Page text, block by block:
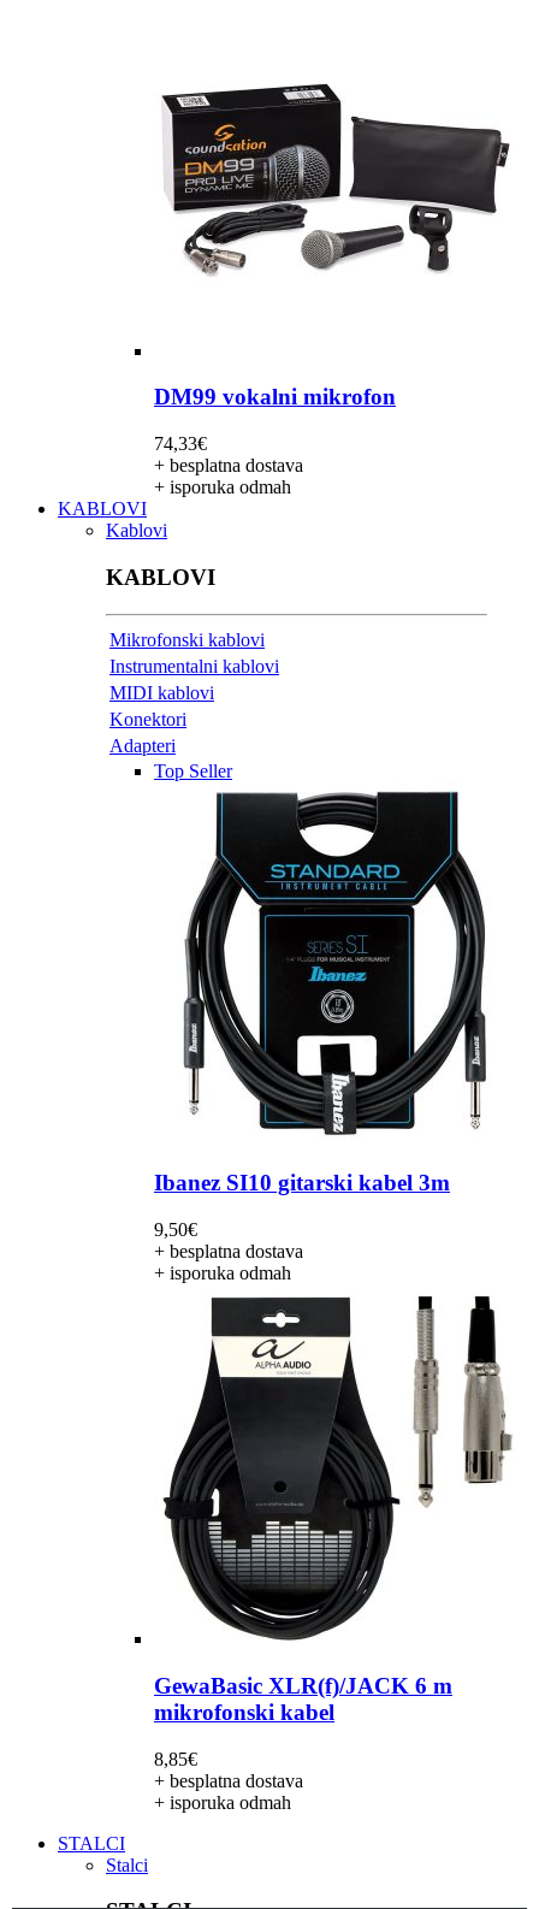
DM99 vokalni mikrofon
74,33€
+ besplatna dostava
+ isporuka odmah
KABLOVI
Kablovi
KABLOVI
Mikrofonski kablovi
Instrumentalni kablovi
MIDI kablovi
Konektori
Adapteri
Top Seller
Ibanez SI10 gitarski kabel 3m
9,50€
+ besplatna dostava
+ isporuka odmah
GewaBasic XLR(f)/JACK 6 m
mikrofonski kabel
8,85€
+ besplatna dostava
+ isporuka odmah
STALCI
Stalci